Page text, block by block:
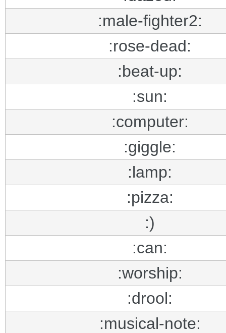
:male-fighter2:
:rose-dead:
:beat-up:
:sun:
:computer:
:giggle:
:lamp:
:pizza:
:)
:can:
:worship:
:drool:
:musical-note: